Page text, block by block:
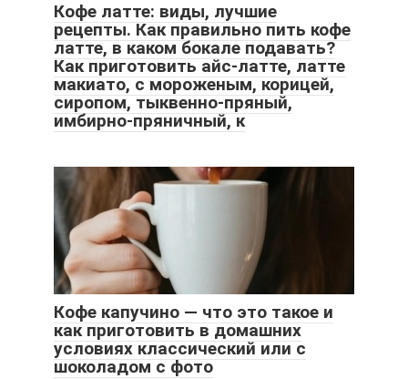
Кофе латте: виды, лучшие
рецепты. Как правильно пить кофе
латте, в каком бокале подавать?
Как приготовить айс-латте, латте
макиато, с мороженым, корицей,
сиропом, тыквенно-пряный,
имбирно-пряничный, к
Кофе капучино — что это такое и
как приготовить в домашних
условиях классический или с
шоколадом с фото